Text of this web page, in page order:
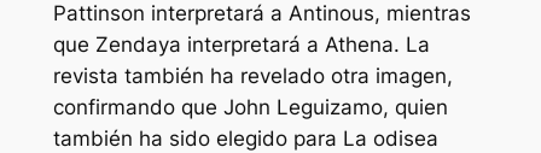
Pattinson interpretará a Antinous, mientras
que Zendaya interpretará a Athena. La
revista también ha revelado otra imagen,
confirmando que John Leguizamo, quien
también ha sido elegido para La odisea